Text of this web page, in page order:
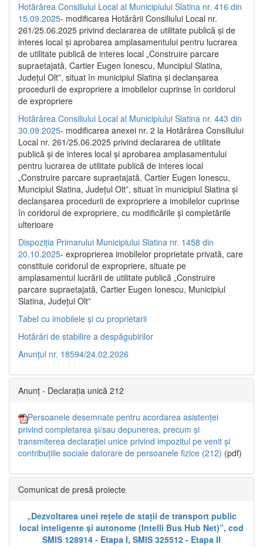
Hotărârea Consiliului Local al Municipiului Slatina nr. 416 din
15.09.2025- modificarea Hotărârii Consiliului Local nr.
261/25.06.2025 privind declararea de utilitate publică și de
interes local și aprobarea amplasamentului pentru lucrarea
de utilitate publică de interes local „Construire parcare
supraetajată, Cartier Eugen Ionescu, Muncipiul Slatina,
Județul Olt”, situat în municipiul Slatina și declanșarea
procedurii de expropriere a imobilelor cuprinse în coridorul
de expropriere
Hotărârea Consiliului Local al Municipiului Slatina nr. 443 din
30.09.2025- modificarea anexei nr. 2 la Hotărârea Consiliului
Local nr. 261/25.06.2025 privind declararea de utilitate
publică şi de interes local şi aprobarea amplasamentului
pentru lucrarea de utilitate publică de interes local
„Construire parcare supraetajată, Cartier Eugen Ionescu,
Muncipiul Slatina, Judeţul Olt”, situat în municipiul Slatina şi
declanşarea procedurii de expropriere a imobilelor cuprinse
în coridorul de expropriere, cu modificările şi completările
ulterioare
Dispoziția Primarului Municipiului Slatina nr. 1458 din
20.10.2025- exproprierea imobilelor proprietate privată, care
constituie coridorul de expropriere, situate pe
amplasamentul lucrării de utilitate publică „Construire
parcare supraetajată, Cartier Eugen Ionescu, Municipiul
Slatina, Județul Olt”
Tabel cu imobilele și cu proprietarii
Hotărâri de stabilire a despăgubirilor
Anunțul nr. 18594/24.02.2026
Anunț - Declarația unică 212
Persoanele desemnate pentru acordarea asistenței
privind completarea și/sau depunerea, precum și
transmiterea declarației unice privind impozitul pe venit și
contribuțiile sociale datorare de persoanele fizice (212) (pdf)
Comunicat de presă proiecte
„Dezvoltarea unei rețele de stații de transport public
local inteligente și autonome (Intelli Bus Hub Net)”, cod
SMIS 128914 - Etapa I, SMIS 325512 - Etapa II